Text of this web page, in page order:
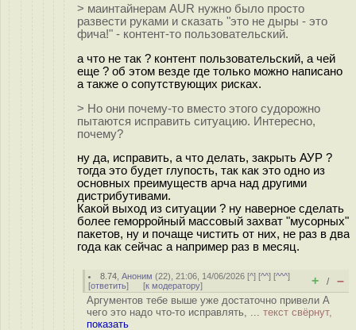
> маинтайнерам AUR нужно было просто
развести руками и сказать "это не дыры - это
фича!" - контент-то пользовательский.
а что не так ? контент пользовательский, а чей
еще ? об этом везде где только можно написано
а также о сопутствующих рисках.
> Но они почему-то вместо этого судорожно
пытаются исправить ситуацию. Интересно,
почему?
ну да, исправить, а что делать, закрыть АУР ?
тогда это будет глупость, так как это одно из
основных преимуществ арча над другими
дистрибутивами.
Какой выход из ситуации ? ну наверное сделать
более геморройный массовый захват "мусорных"
пакетов, ну и почаще чистить от них, не раз в два
года как сейчас а например раз в месяц.
8.74 ,Аноним (22), 21:06, 14/06/2026 [^] [^^] [^^^]
[ответить] [к модератору] + / –
Аргументов тебе выше уже достаточно привели А
чего это надо что-то исправлять, ... текст свёрнут,
показать